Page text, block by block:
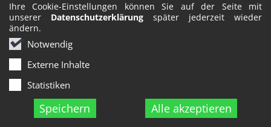
Ihre Cookie-Einstellungen können Sie auf der Seite mit
unserer Datenschutzerklärung später jederzeit wieder
ändern.
Notwendig
Externe Inhalte
Statistiken
Speichern Alle akzeptieren